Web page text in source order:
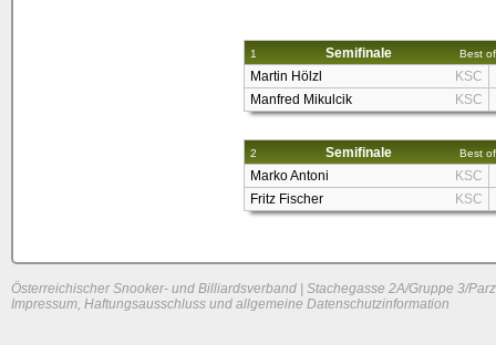
1 Semifinale Best
Martin Hölzl
KSC
Manfred Mikulcik
KSC
2 Semifinale Best
Marko Antoni
KSC
Fritz Fischer
KSC
Österreichischer Snooker- und Billiardsverband | Stachegasse 2A/Gruppe 3/
Impressum, Haftungsausschluss und allgemeine Datenschutzinformation